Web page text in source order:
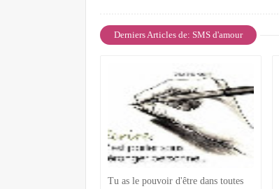
Derniers Articles de: SMS d'amour
Tu as le pouvoir d'être dans toutes